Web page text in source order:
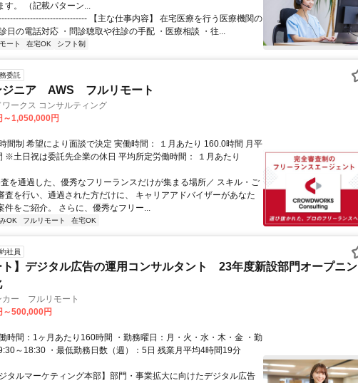
す。 （記載パターン...
【主な仕事内容】 在宅医療を行う医療機関の
日の電話対応 ・問診聴取や往診の手配 ・医療相談 ・往...
ート 在宅OK シフト制
委託
ジニア AWS フルリモート
ークス コンサルティング
1,050,000円
間制 希望により面談で決定 実働時間： １月あたり 160.0時間 月平
※土日祝は委託先企業の休日 平均所定労働時間： １月あたり
を通過した、優秀なフリーランスだけが集まる場所／ スキル・ご
査を行い、通過された方だけに、 キャリアアドバイザーがあなた
件をご紹介。 さらに、優秀なフリー...
OK フルリモート 在宅OK
社員
ト】デジタル広告の運用コンサルタント 23年度新設部門オープニン
カー フルリモート
～500,000円
時間：1ヶ月あたり160時間 ・勤務曜日：月・火・水・木・金 ・勤
～18:30 ・最低勤務日数（週）：5日 残業月平均4時間19分
タルマーケティング本部】部門・事業拡大に向けたデジタル広告